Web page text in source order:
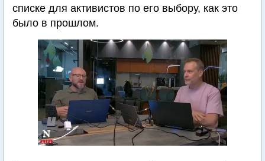
списке для активистов по его выбору, как это
было в прошлом.